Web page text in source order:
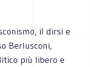
il dirsi e
Berlusconi,
più libero e